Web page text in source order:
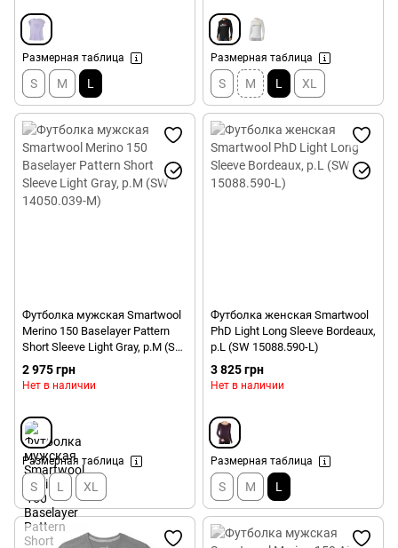
Размерная таблица
S M L
Размерная таблица
S M L XL
Футболка мужская Smartwool
Merino 150 Baselayer Pattern
Short Sleeve Light Gray, р.M (SW
14050.039-M)
2 975 грн
Нет в наличии
Размерная таблица
S L XL
Футболка женская Smartwool
PhD Light Long Sleeve Bordeaux,
р.L (SW 15088.590-L)
3 825 грн
Нет в наличии
Размерная таблица
S M L